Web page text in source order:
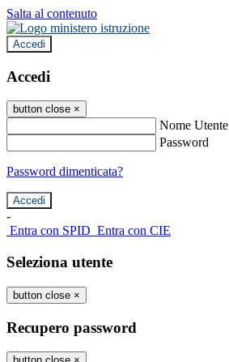
Salta al contenuto
Accedi
Accedi
button close ×
Nome Utente
Password
Password dimenticata?
-
Entra con SPID Entra con CIE
Seleziona utente
button close ×
Recupero password